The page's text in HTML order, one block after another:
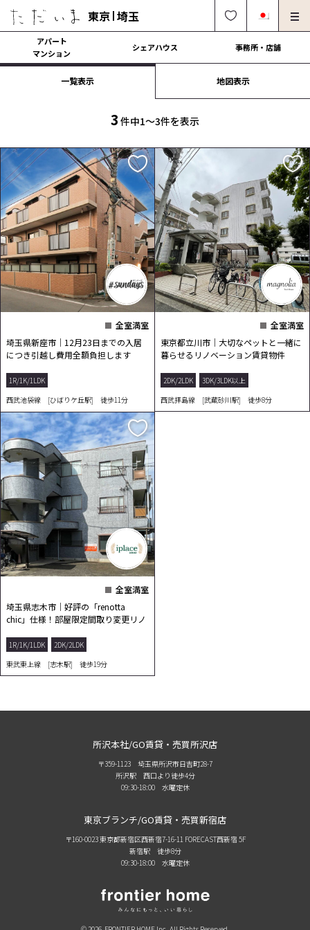
東京 埼玉
中文可 English OK 0120-249-900
オーナー様向け・管理募集
法人社宅でのご利用
契約の流れ
運営会社
アパート
マンション
シェアハウス 事務所・店舗
一覧表示 地図表示
3 件中1〜3件を表示
全室満室
埼玉県新座市｜12月23日までの入居
につき引越し費用全額負担します
1R/1K/1LDK
西武池袋線 [ひばりケ丘駅] 徒歩11分
全室満室
東京都立川市｜大切なペットと一緒に
暮らせるリノベーション賃貸物件
2DK/2LDK
3DK/3LDK以上
西武拝島線 [武蔵砂川駅] 徒歩8分
全室満室
埼玉県志木市｜好評の「renotta
chic」仕様！部屋限定間取り変更リノ
1R/1K/1LDK
2DK/2LDK
東武東上線 [志木駅] 徒歩19分
所沢本社/GO賃貸・売買所沢店
〒359-1123 埼玉県所沢市日吉町28-7
所沢駅 西口より徒歩4分
09:30-18:00 水曜定休
東京ブランチ/GO賃貸・売買新宿店
〒160-0023 東京都新宿区西新宿7-16-11 FORECAST西新宿 5F
新宿駅 徒歩8分
09:30-18:00 水曜定休